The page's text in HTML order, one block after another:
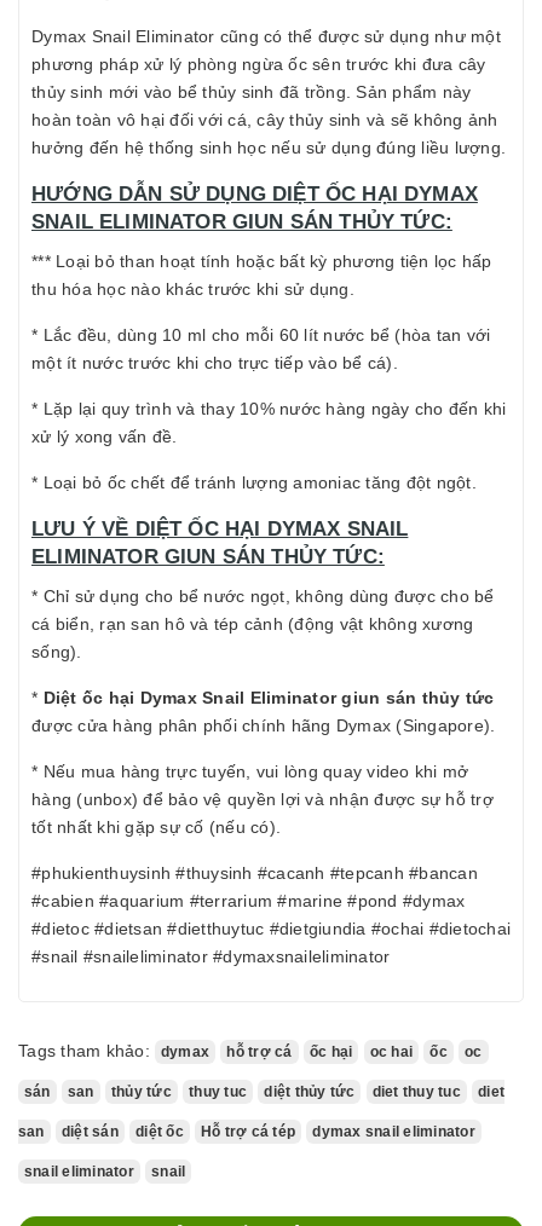
Dymax Snail Eliminator cũng có thể được sử dụng như một
phương pháp xử lý phòng ngừa ốc sên trước khi đưa cây
thủy sinh mới vào bể thủy sinh đã trồng. Sản phẩm này
hoàn toàn vô hại đối với cá, cây thủy sinh và sẽ không ảnh
hưởng đến hệ thống sinh học nếu sử dụng đúng liều lượng.
HƯỚNG DẪN SỬ DỤNG DIỆT ỐC HẠI DYMAX
SNAIL ELIMINATOR GIUN SÁN THỦY TỨC:
*** Loại bỏ than hoạt tính hoặc bất kỳ phương tiện lọc hấp
thu hóa học nào khác trước khi sử dụng.
* Lắc đều, dùng 10 ml cho mỗi 60 lít nước bể (hòa tan với
một ít nước trước khi cho trực tiếp vào bể cá).
* Lặp lại quy trình và thay 10% nước hàng ngày cho đến khi
xử lý xong vấn đề.
* Loại bỏ ốc chết để tránh lượng amoniac tăng đột ngột.
LƯU Ý VỀ DIỆT ỐC HẠI DYMAX SNAIL
ELIMINATOR GIUN SÁN THỦY TỨC:
* Chỉ sử dụng cho bể nước ngọt, không dùng được cho bể
cá biển, rạn san hô và tép cảnh (động vật không xương
sống).
* Diệt ốc hại Dymax Snail Eliminator giun sán thủy tức
được cửa hàng phân phối chính hãng Dymax (Singapore).
* Nếu mua hàng trực tuyến, vui lòng quay video khi mở
hàng (unbox) để bảo vệ quyền lợi và nhận được sự hỗ trợ
tốt nhất khi gặp sự cố (nếu có).
#phukienthuysinh #thuysinh #cacanh #tepcanh #bancan
#cabien #aquarium #terrarium #marine #pond #dymax
#dietoc #dietsan #dietthuytuc #dietgiundia #ochai #dietochai
#snail #snaileliminator #dymaxsnaileliminator
Tags tham khảo: dymax hỗ trợ cá ốc hại oc hai ốc oc
sán san thủy tức thuy tuc diệt thủy tức diet thuy tuc diet
san diệt sán diệt ốc Hỗ trợ cá tép dymax snail eliminator
snail eliminator snail